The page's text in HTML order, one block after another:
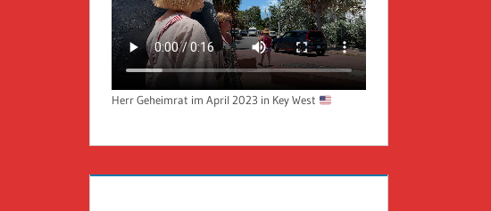
Herr Geheimrat im April 2023 in Key West